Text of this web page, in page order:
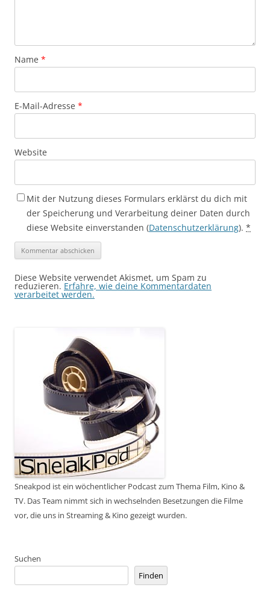
Name *
E-Mail-Adresse *
Website
Mit der Nutzung dieses Formulars erklärst du dich mit
der Speicherung und Verarbeitung deiner Daten durch
diese Website einverstanden (Datenschutzerklärung). *
Diese Website verwendet Akismet, um Spam zu
reduzieren. Erfahre, wie deine Kommentardaten
verarbeitet werden.
Sneakpod ist ein wöchentlicher Podcast zum Thema Film, Kino &
TV. Das Team nimmt sich in wechselnden Besetzungen die Filme
vor, die uns in Streaming & Kino gezeigt wurden.
Suchen
Finden